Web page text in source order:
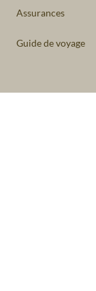
Assurances
Guide de voyage